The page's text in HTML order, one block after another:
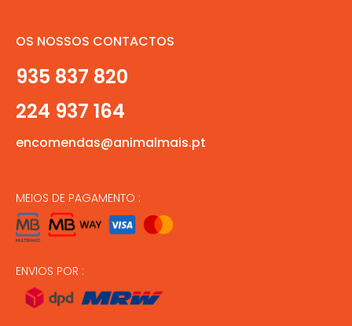
OS NOSSOS CONTACTOS
935 837 820
224 937 164
encomendas@animalmais.pt
MEIOS DE PAGAMENTO :
ENVIOS POR :